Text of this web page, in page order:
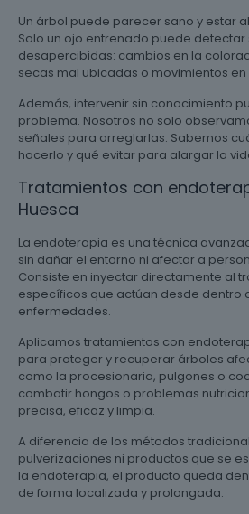
Un árbol puede parecer sano y estar
Solo un ojo entrenado puede
desapercibidas: cambios en la
secas mal ubicadas o movimientos en
Además, intervenir sin conocimiento
problema. Nosotros no solo
señales para arreglarlas. Sabemos
hacerlo y qué evitar para alargar la
Tratamientos con
Huesca
La endoterapia es una técnica
sin dañar el entorno ni afectar a
Consiste en inyectar directamente al
específicos que actúan desde dentro
enfermedades.
Aplicamos tratamientos con
para proteger y recuperar árboles
como la procesionaria, pulgones o
combatir hongos o problemas
precisa, eficaz y limpia.
A diferencia de los métodos
pulverizaciones ni productos que se
la endoterapia, el producto queda
de forma localizada y prolongada.